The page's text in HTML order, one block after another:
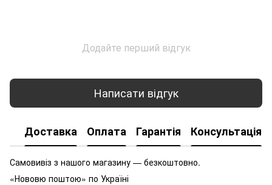
Додайте перший відгук
Написати відгук
Доставка Оплата Гарантія Консультація
Самовивіз з нашого магазину — безкоштовно.
«Нововю поштою» по Україні